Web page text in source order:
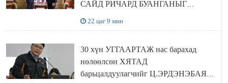
САЙД РИЧАРД БУАНГАНЫГ
22 цаг 9 мин
30 хүн УГГААРТАЖ нас барахад
нөлөөлсөн ХЯТАД
барьцалдуулагчийг Ц.ЭРДЭНЭБАЯР